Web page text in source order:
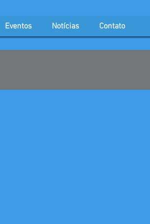
Eventos Notícias Contato